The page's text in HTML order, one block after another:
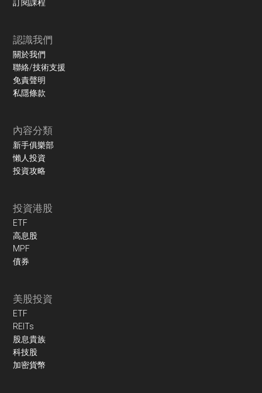
訂閱課程
認識我們
關於我們
聯絡/技術支援
免責聲明
私隱條款
內容分類
新手俱樂部
懶人投資
投資攻略
投資港股
ETF
高息股
MPF
債券
美股投資
ETF
REITs
股息貴族
科技股
加密貨幣